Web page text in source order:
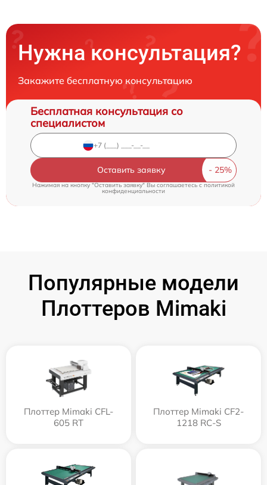
Нужна консультация?
Закажите бесплатную консультацию
Бесплатная консультация со
специалистом
Оставить заявку
Нажимая на кнопку "Оставить заявку" Вы соглашаетесь cполитикой
конфиденциальности
Популярные модели
Плоттеров Mimaki
Плоттер Mimaki CFL-
605 RT
Плоттер Mimaki CF2-
1218 RC-S